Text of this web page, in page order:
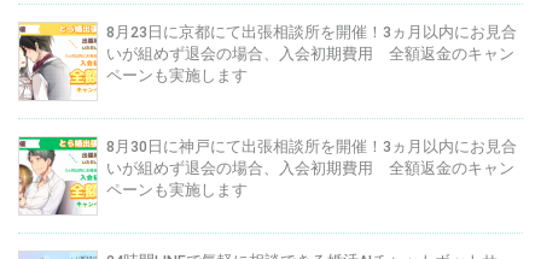
8月23日に京都にて出張相談所を開催！3ヵ月以内にお見合
いが組めず退会の場合、入会初期費用 全額返金のキャン
ペーンも実施します
8月30日に神戸にて出張相談所を開催！3ヵ月以内にお見合
いが組めず退会の場合、入会初期費用 全額返金のキャン
ペーンも実施します